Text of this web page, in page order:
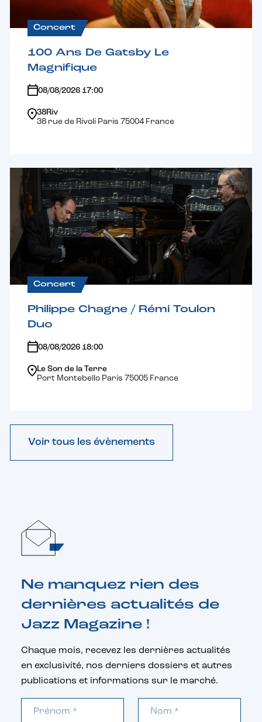
Concert
100 Ans De Gatsby Le
Magnifique
08/08/2026 17:00
38Riv
38 rue de Rivoli Paris 75004 France
Concert
Philippe Chagne / Rémi Toulon
Duo
08/08/2026 18:00
Le Son de la Terre
Port Montebello Paris 75005 France
Voir tous les évènements
Ne manquez rien des
dernières actualités de
Jazz Magazine !
Chaque mois, recevez les dernières actualités
en exclusivité, nos derniers dossiers et autres
publications et informations sur le marché.